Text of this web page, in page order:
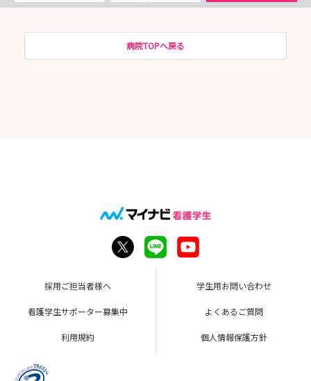
病院TOPへ戻る
採用ご担当者様へ 学生用お問い合わせ
看護学生サポーター募集中 よくあるご質問
利用規約 個人情報保護方針